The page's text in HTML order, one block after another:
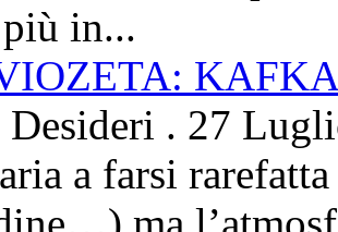
in...
. 27
a farsi
ma